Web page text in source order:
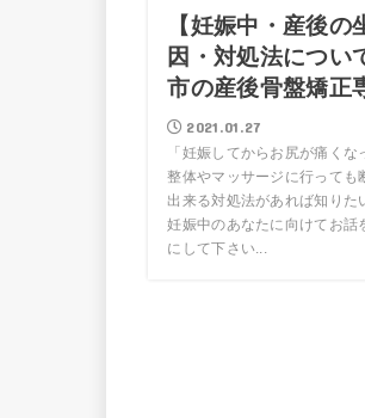
【妊娠中・産後
因・対処法につい
市の産後骨盤矯正
2021.01.27
「妊娠してからお尻が痛く
整体やマッサージに行っても
出来る対処法があれば知りた
妊娠中のあなたに向けてお話
にして下さい...